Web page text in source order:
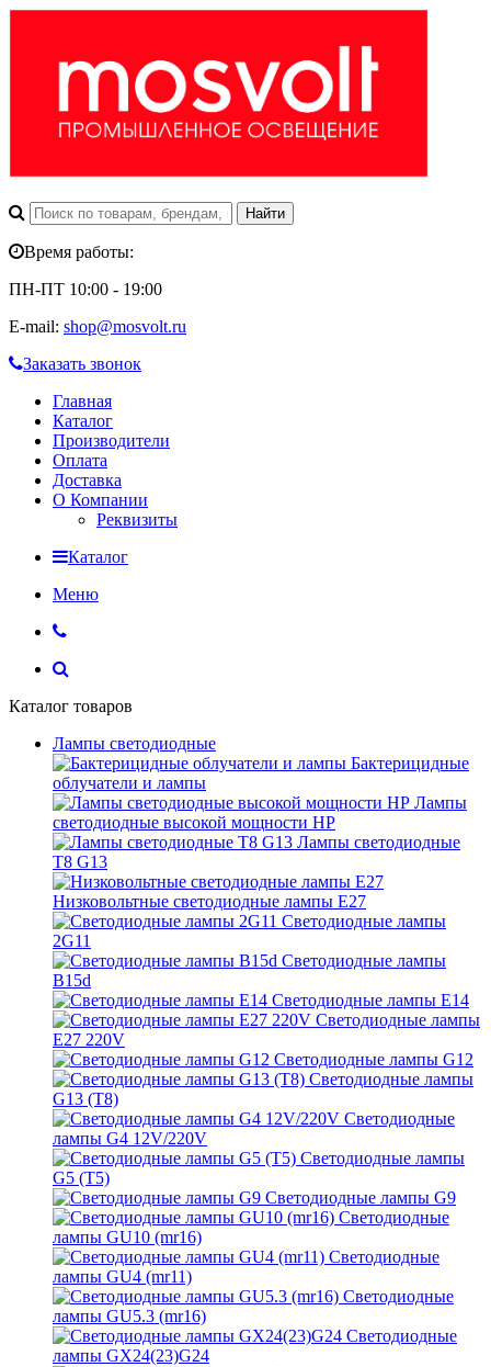
Время работы:
ПН-ПТ 10:00 - 19:00
E-mail: shop@mosvolt.ru
Заказать звонок
Главная
Каталог
Производители
Оплата
Доставка
О Компании
Реквизиты
Каталог
Меню
Каталог товаров
Лампы светодиодные
Бактерицидные
облучатели и лампы
Лампы
светодиодные высокой мощности HP
Лампы светодиодные
Т8 G13
Низковольтные светодиодные лампы E27
Светодиодные лампы
2G11
Светодиодные лампы
B15d
Светодиодные лампы E14
Светодиодные лампы
E27 220V
Светодиодные лампы G12
Светодиодные лампы
G13 (T8)
Светодиодные
лампы G4 12V/220V
Светодиодные лампы
G5 (T5)
Светодиодные лампы G9
Светодиодные
лампы GU10 (mr16)
Светодиодные
лампы GU4 (mr11)
Светодиодные
лампы GU5.3 (mr16)
Светодиодные
лампы GX24(23)G24